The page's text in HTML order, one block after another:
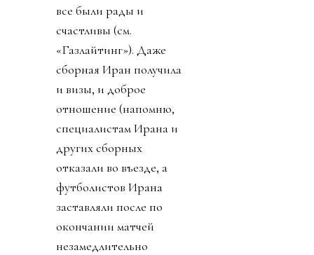
все были рады и
счастливы (см.
«Газлайтинг»). Даже
сборная Иран получила
и визы, и доброе
отношение (напомню,
специалистам Ирана и
других сборных
отказали во въезде, а
футболистов Ирана
заставляли после по
окончании матчей
незамедлительно